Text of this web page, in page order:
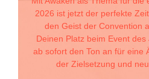
2026 ist jetzt der perfekte
den Geist der Convention
Deinen Platz beim Event
ab sofort den Ton an für eine
der Zielsetzung und